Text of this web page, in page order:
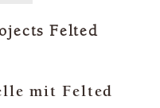
Felted
mit Felted